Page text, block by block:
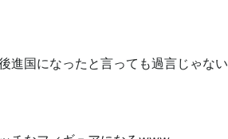
進国になったと言っても過言じゃない